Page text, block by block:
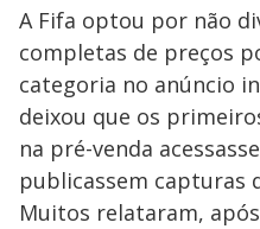
A Fifa optou por não
completas de preços
categoria no anúncio
deixou que os
na pré-venda
publicassem capturas
Muitos relataram,